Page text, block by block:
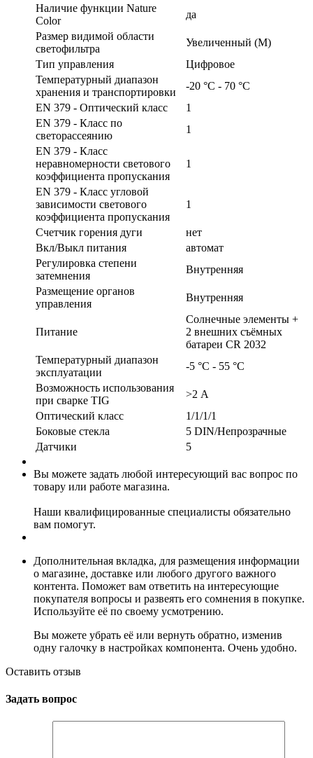
Наличие функции Nature
Color
да
Размер видимой области
светофильтра
Увеличенный (M)
Тип управления
Цифровое
Температурный диапазон
хранения и транспортировки
-20 °С - 70 °С
EN 379 - Оптический класс
1
EN 379 - Класс по
светорассеянию
1
EN 379 - Класс
неравномерности светового
коэффициента пропускания
1
EN 379 - Класс угловой
зависимости светового
коэффициента пропускания
1
Счетчик горения дуги
нет
Вкл/Выкл питания
автомат
Регулировка степени
затемнения
Внутренняя
Размещение органов
управления
Внутренняя
Питание
Солнечные элементы +
2 внешних съёмных
батареи CR 2032
Температурный диапазон
эксплуатации
-5 °С - 55 °С
Возможность использования
при сварке TIG
>2 А
Оптический класс
1/1/1/1
Боковые стекла
5 DIN/Непрозрачные
Датчики
5
Вы можете задать любой интересующий вас вопрос по
товару или работе магазина.
Наши квалифицированные специалисты обязательно
вам помогут.
Дополнительная вкладка, для размещения информации
о магазине, доставке или любого другого важного
контента. Поможет вам ответить на интересующие
покупателя вопросы и развеять его сомнения в покупке.
Используйте её по своему усмотрению.
Вы можете убрать её или вернуть обратно, изменив
одну галочку в настройках компонента. Очень удобно.
Оставить отзыв
Задать вопрос